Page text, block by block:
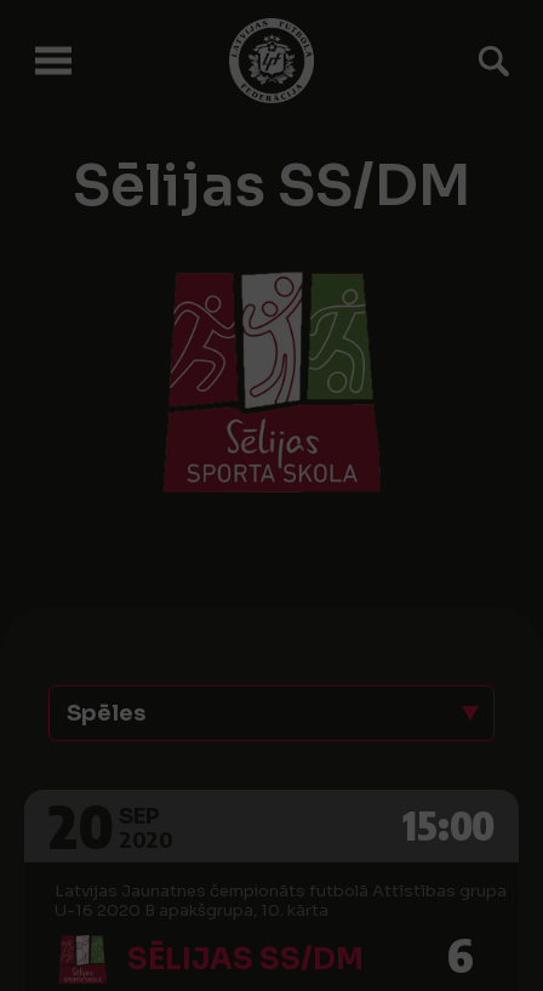
Sēlijas SS/DM
Spēles
15:00
Latvijas Jaunatnes čempionāts futbolā Attīstības grupa
U-16 2020 B apakšgrupa, 10. kārta
SĒLIJAS SS/DM 6